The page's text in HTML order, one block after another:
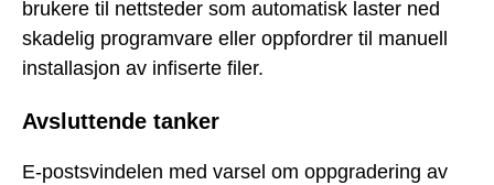
brukere til nettsteder som automatisk laster ned
skadelig programvare eller oppfordrer til manuell
installasjon av infiserte filer.
Avsluttende tanker
E-postsvindelen med varsel om oppgradering av